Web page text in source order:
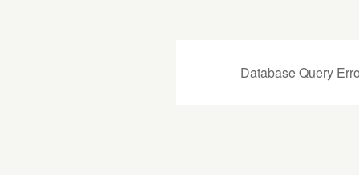
Database Query